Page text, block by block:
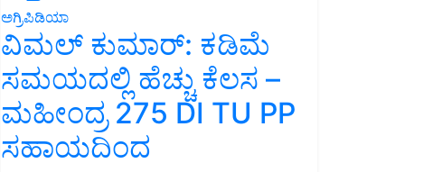
ಅಗ್ರಿಪಿಡಿಯಾ
ವಿಮಲ್ ಕುಮಾರ್: ಕಡಿಮೆ
ಸಮಯದಲ್ಲಿ ಹೆಚ್ಚು ಕೆಲಸ –
ಮಹೀಂದ್ರ 275 DI TU PP
ಸಹಾಯದಿಂದ